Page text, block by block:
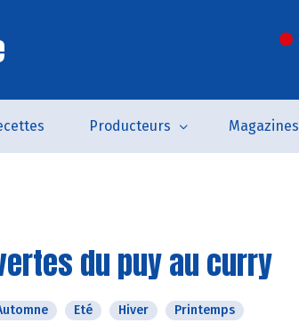
Producteurs Magazines
du puy au curry
Eté Hiver Printemps